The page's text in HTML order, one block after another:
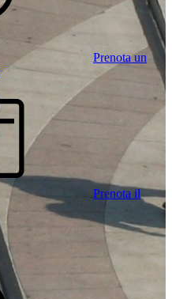
Prenota un
Prenota il